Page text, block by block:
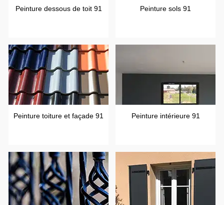
Peinture dessous de toit 91 Peinture sols 91
Peinture toiture et façade 91 Peinture intérieure 91